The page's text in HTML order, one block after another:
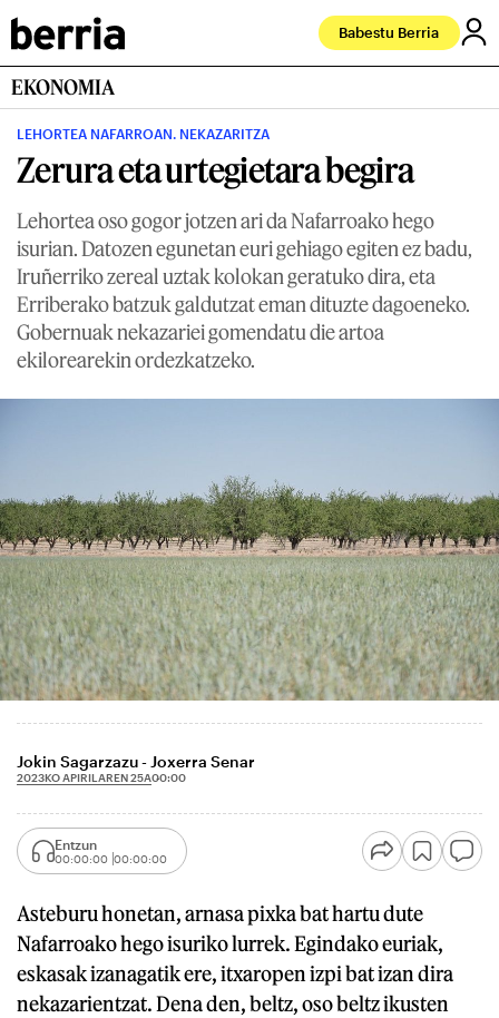
Babestu Berria
EKONOMIA
LEHORTEA NAFARROAN. NEKAZARITZA
Zerura eta urtegietara begira
Lehortea oso gogor jotzen ari da Nafarroako hego
isurian. Datozen egunetan euri gehiago egiten ez badu,
Iruñerriko zereal uztak kolokan geratuko dira, eta
Erriberako batzuk galdutzat eman dituzte dagoeneko.
Gobernuak nekazariei gomendatu die artoa
ekilorearekin ordezkatzeko.
Jokin Sagarzazu - Joxerra Senar
2023KO APIRILAREN 25A00:00
Entzun
00:00:00 00:00:00
Asteburu honetan, arnasa pixka bat hartu dute
Nafarroako hego isuriko lurrek. Egindako euriak,
eskasak izanagatik ere, itxaropen izpi bat izan dira
nekazarientzat. Dena den, beltz, oso beltz ikusten